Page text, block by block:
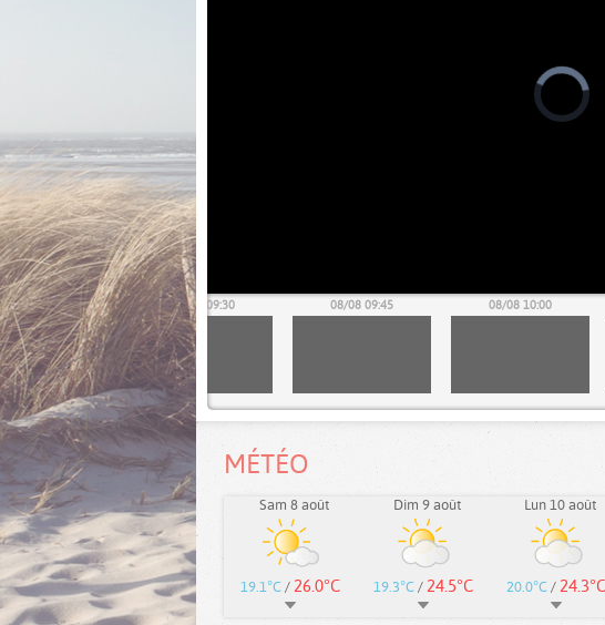
08/08 09:15 08/08 09:30 08/08 09:45 08/08 10:00
MÉTÉO
Sam 8 août
19.1°C / 26.0°C
Dim 9 août
19.3°C / 24.5°C
Lun 10 août
20.0°C / 24.3°C